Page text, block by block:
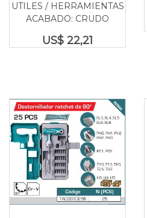
UTILES / HERRAMIENTAS
ACABADO: CRUDO
US$ 22,21